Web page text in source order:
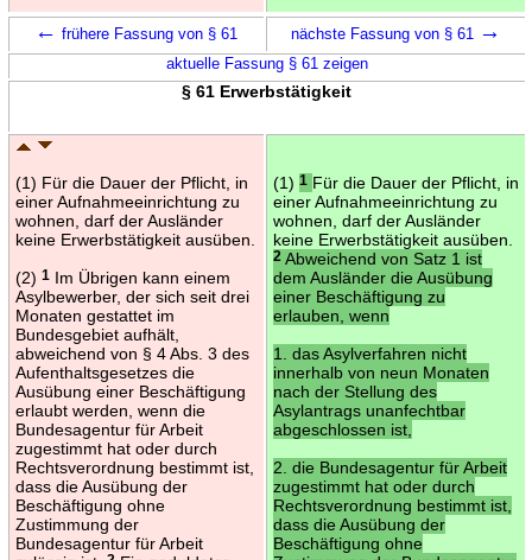
← frühere Fassung von § 61 nächste Fassung von § 61 →
aktuelle Fassung § 61 zeigen
§ 61 Erwerbstätigkeit
(1) Für die Dauer der Pflicht, in
einer Aufnahmeeinrichtung zu
wohnen, darf der Ausländer
keine Erwerbstätigkeit ausüben.
(2) 1Im Übrigen kann einem
Asylbewerber, der sich seit drei
Monaten gestattet im
Bundesgebiet aufhält,
abweichend von § 4 Abs. 3 des
Aufenthaltsgesetzes die
Ausübung einer Beschäftigung
erlaubt werden, wenn die
Bundesagentur für Arbeit
zugestimmt hat oder durch
Rechtsverordnung bestimmt ist,
dass die Ausübung der
Beschäftigung ohne
Zustimmung der
Bundesagentur für Arbeit
(1) 1 Für die Dauer der Pflicht, in
einer Aufnahmeeinrichtung zu
wohnen, darf der Ausländer
keine Erwerbstätigkeit ausüben.
2Abweichend von Satz 1 ist
dem Ausländer die Ausübung
einer Beschäftigung zu
erlauben, wenn
1. das Asylverfahren nicht
innerhalb von neun Monaten
nach der Stellung des
Asylantrags unanfechtbar
abgeschlossen ist,
2. die Bundesagentur für Arbeit
zugestimmt hat oder durch
Rechtsverordnung bestimmt ist,
dass die Ausübung der
Beschäftigung ohne